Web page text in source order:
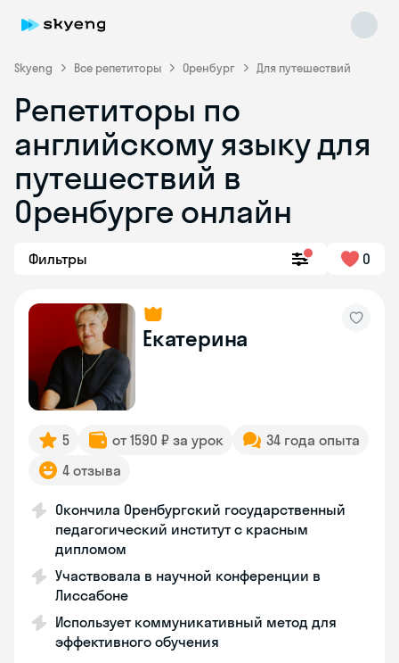
Skyeng Все репетиторы Оренбург Для путешествий
Репетиторы по
английскому языку для
путешествий в
Оренбурге онлайн
Фильтры 0
Екатерина
5 от 1590 ₽ за урок
34 года опыта
4 отзыва
Окончила Оренбургский государственный
педагогический институт с красным
дипломом
Участвовала в научной конференции в
Лиссабоне
Использует коммуникативный метод для
эффективного обучения
Skyeng Chat